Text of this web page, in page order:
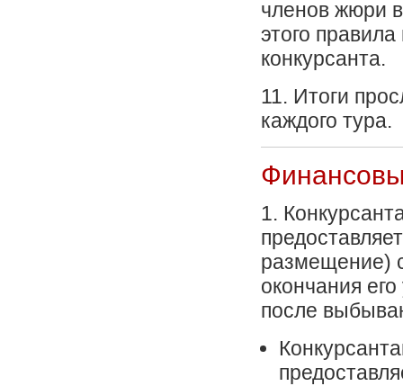
членов жюри
этого
конкурсанта.
11. Итоги
каждого тура.
1.
размещение)
окончания
после